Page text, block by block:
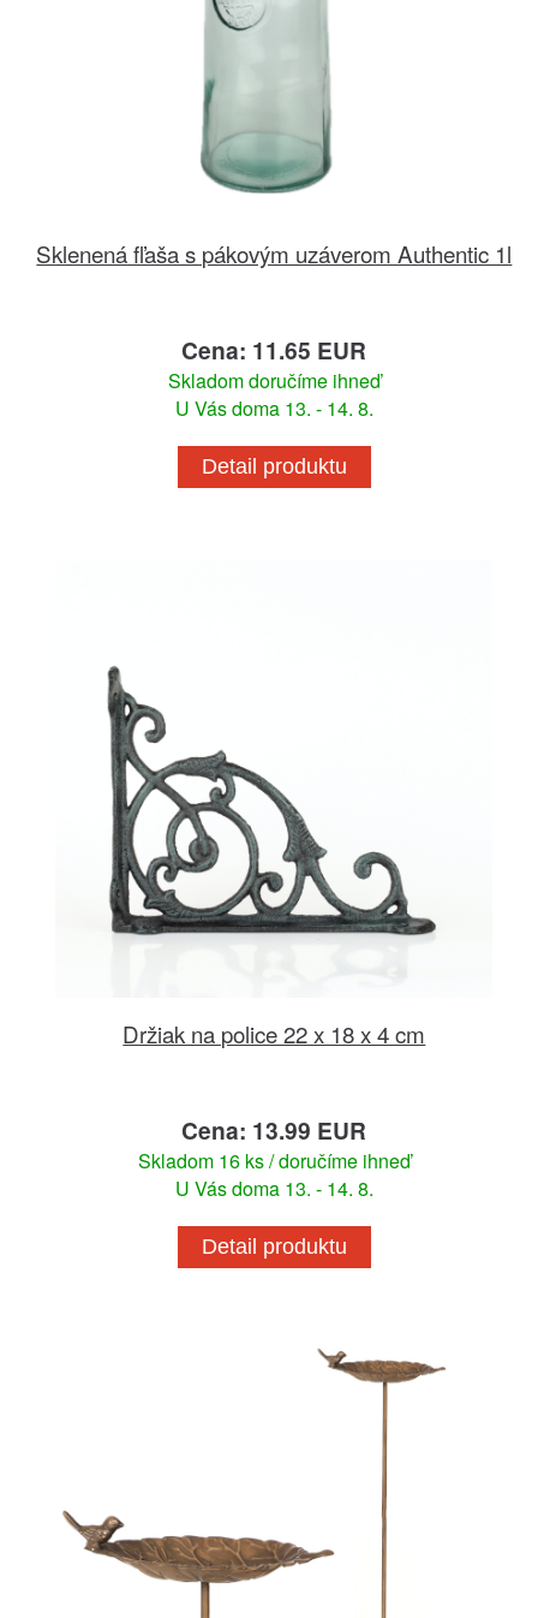
Sklenená fľaša s pákovým uzáverom Authentic 1l
Cena: 11.65 EUR
Skladom doručíme ihneď
U Vás doma 13. - 14. 8.
Detail produktu
Držiak na police 22 x 18 x 4 cm
Cena: 13.99 EUR
Skladom 16 ks / doručíme ihneď
U Vás doma 13. - 14. 8.
Detail produktu